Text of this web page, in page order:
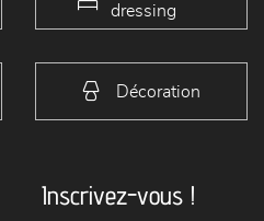
dressing
Décoration
Inscrivez-vous !